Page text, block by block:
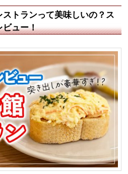
ストランって美味しいの？ス
ビュー！